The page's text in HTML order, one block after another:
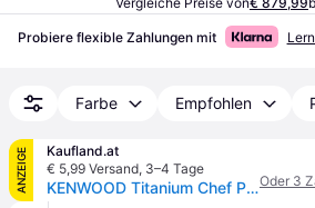
Probiere flexible Zahlungen mit
Farbe Empfohlen
ANZEIGE
Kaufland.at
€ 5,99 Versand, 3–4 Tage
KENWOOD Titanium Chef Patissier XL KWL90 inkl. WaageOder 3